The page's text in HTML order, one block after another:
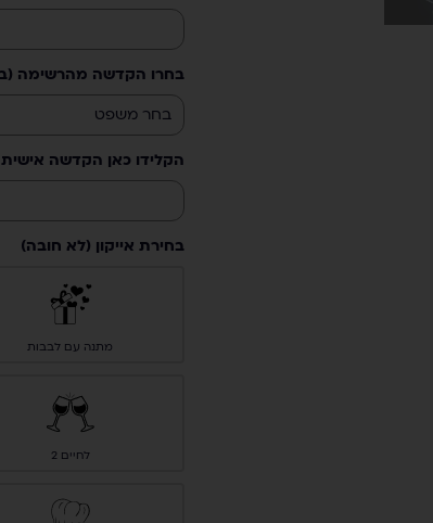
בחרו הקדשה מהרשימה
הקלידו כאן הקדשה
בחירת אייקון (לא חובה)
מתנה עם לבבות
לחיים 2